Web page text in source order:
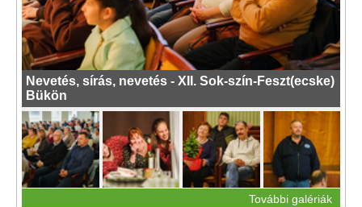
Nevetés, sírás, nevetés - XII. Sok-szín-Feszt(ecske)
Bükön
További galériák